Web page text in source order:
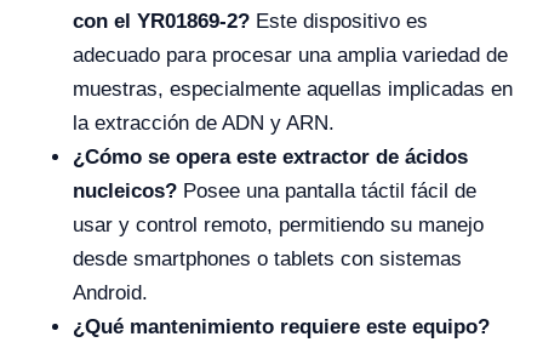
con el YR01869-2? Este dispositivo es
adecuado para procesar una amplia variedad de
muestras, especialmente aquellas implicadas en
la extracción de ADN y ARN.
¿Cómo se opera este extractor de ácidos
nucleicos? Posee una pantalla táctil fácil de
usar y control remoto, permitiendo su manejo
desde smartphones o tablets con sistemas
Android.
¿Qué mantenimiento requiere este equipo?